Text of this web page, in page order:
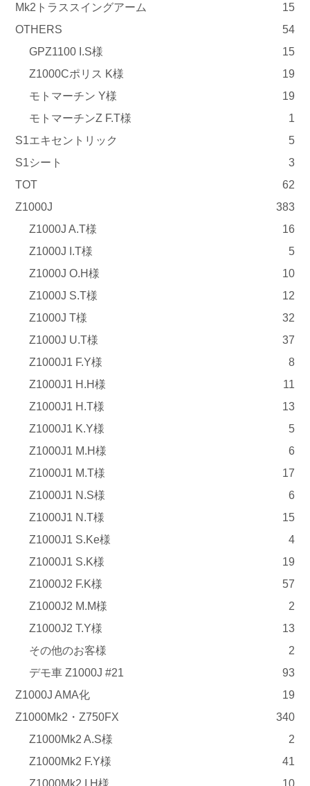
Mk2トラススイングアーム
15
OTHERS
54
GPZ1100 I.S様
15
Z1000Cポリス K様
19
モトマーチン Y様
19
モトマーチンZ F.T様
1
S1エキセントリック
5
S1シート
3
TOT
62
Z1000J
383
Z1000J A.T様
16
Z1000J I.T様
5
Z1000J O.H様
10
Z1000J S.T様
12
Z1000J T様
32
Z1000J U.T様
37
Z1000J1 F.Y様
8
Z1000J1 H.H様
11
Z1000J1 H.T様
13
Z1000J1 K.Y様
5
Z1000J1 M.H様
6
Z1000J1 M.T様
17
Z1000J1 N.S様
6
Z1000J1 N.T様
15
Z1000J1 S.Ke様
4
Z1000J1 S.K様
19
Z1000J2 F.K様
57
Z1000J2 M.M様
2
Z1000J2 T.Y様
13
その他のお客様
2
デモ車 Z1000J #21
93
Z1000J AMA化
19
Z1000Mk2・Z750FX
340
Z1000Mk2 A.S様
2
Z1000Mk2 F.Y様
41
Z1000Mk2 I.H様
10